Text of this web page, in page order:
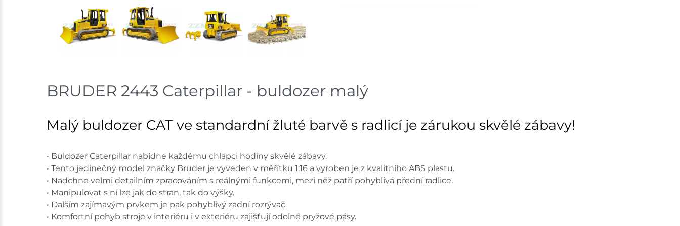
BRUDER 2443 Caterpillar - buldozer malý
Malý buldozer CAT ve standardní žluté barvě s radlicí je zárukou skvělé zábavy!
• Buldozer Caterpillar nabídne každému chlapci hodiny skvělé zábavy.
• Tento jedinečný model značky Bruder je vyveden v měřítku 1:16 a vyroben je z kvalitního ABS plastu.
• Nadchne velmi detailním zpracováním s reálnými funkcemi, mezi něž patří pohyblivá přední radlice.
• Manipulovat s ní lze jak do stran, tak do výšky.
• Dalším zajímavým prvkem je pak pohyblivý zadní rozrývač.
• Komfortní pohyb stroje v interiéru i v exteriéru zajišťují odolné pryžové pásy.